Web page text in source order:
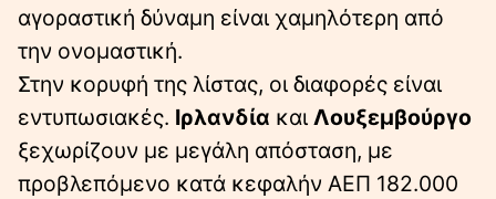
αγοραστική δύναμη είναι χαμηλότερη από
την ονομαστική.
Στην κορυφή της λίστας, οι διαφορές είναι
εντυπωσιακές. Ιρλανδία και Λουξεμβούργο
ξεχωρίζουν με μεγάλη απόσταση, με
προβλεπόμενο κατά κεφαλήν ΑΕΠ 182.000